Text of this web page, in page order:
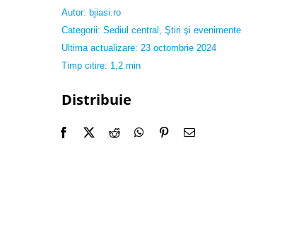
Autor: bjiasi.ro
Categorii: Sediul central , Ştiri şi evenimente
Ultima actualizare: 23 octombrie 2024
Timp citire: 1,2 min
Distribuie